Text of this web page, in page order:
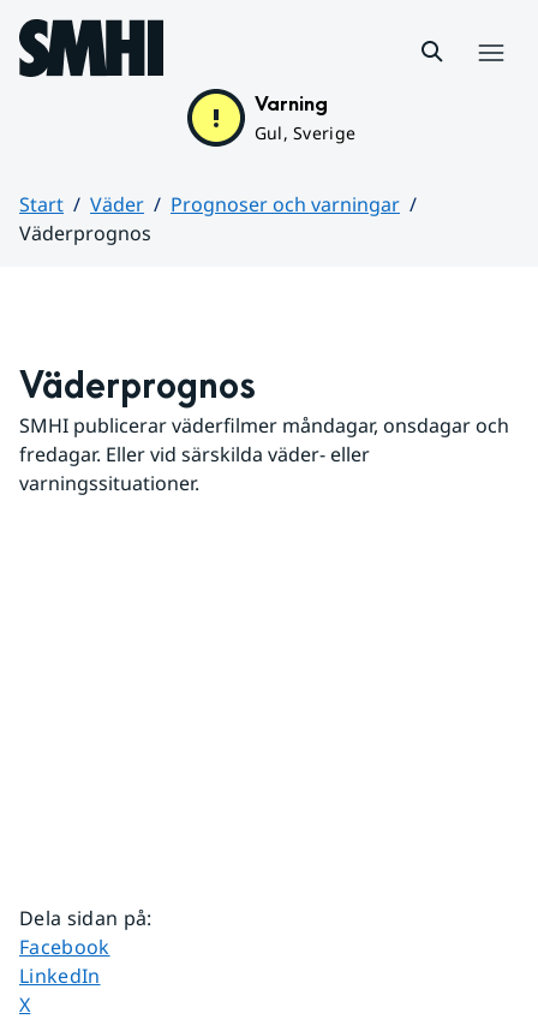
Hoppa till sidans innehåll
Varning
Gul, Sverige
Start Väder
Prognoser och varningar
Väderprognos
Väderprognos
SMHI publicerar väderfilmer måndagar, onsdagar och
fredagar. Eller vid särskilda väder- eller
varningssituationer.
Dela sidan på:
Dela sidan på
Facebook
Dela sidan på
LinkedIn
Dela sidan på
X